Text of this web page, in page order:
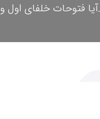
در این برنامه استاد محمدی به پرسش های اعتقادی از قبیل پرسش های زیر پاسخ میدهند : 1.آیا فتوحات خلفای اول و